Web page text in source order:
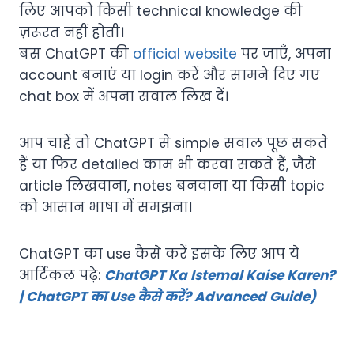
लिए आपको किसी technical knowledge की
ज़रूरत नहीं होती।
बस ChatGPT की official website पर जाएँ, अपना
account बनाएं या login करें और सामने दिए गए
chat box में अपना सवाल लिख दें।
आप चाहें तो ChatGPT से simple सवाल पूछ सकते
हैं या फिर detailed काम भी करवा सकते हैं, जैसे
article लिखवाना, notes बनवाना या किसी topic
को आसान भाषा में समझना।
ChatGPT का use कैसे करें इसके लिए आप ये
आर्टिकल पढ़े: ChatGPT Ka Istemal Kaise Karen?
| ChatGPT का Use कैसे करें? Advanced Guide)